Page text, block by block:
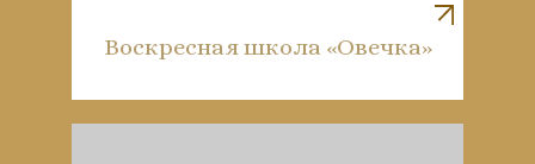
Воскресная школа «Овечка»